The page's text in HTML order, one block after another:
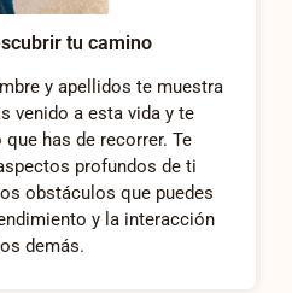
tu camino
y apellidos te muestra
venido a esta vida y te
has de recorrer. Te
profundos de ti
obstáculos que puedes
y la interacción
demás.